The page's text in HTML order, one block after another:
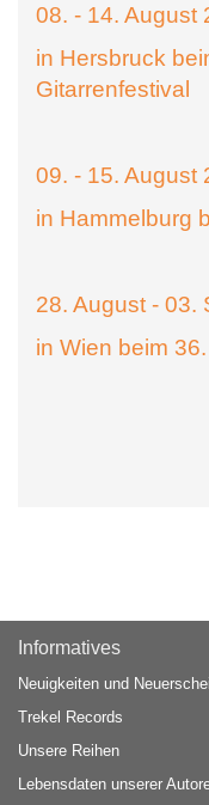
08. - 14. August
in Hersbruck
Gitarrenfestival
09. - 15. August
in Hammelburg
28. August - 03.
in Wien beim
Informatives
Neuigkeiten und
Trekel Records
Unsere Reihen
Lebensdaten unserer